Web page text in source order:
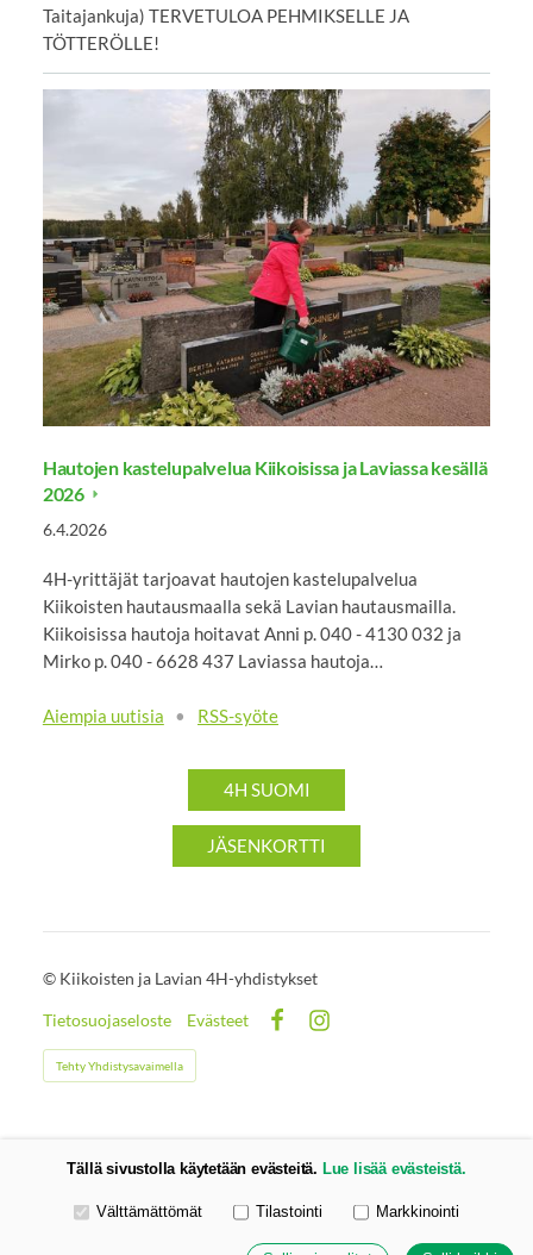
Taitajankuja) TERVETULOA PEHMIKSELLE JA
TÖTTERÖLLE!
Hautojen kastelupalvelua Kiikoisissa ja Laviassa kesällä
2026
6.4.2026
4H-yrittäjät tarjoavat hautojen kastelupalvelua
Kiikoisten hautausmaalla sekä Lavian hautausmailla.
Kiikoisissa hautoja hoitavat Anni p. 040 - 4130 032 ja
Mirko p. 040 - 6628 437 Laviassa hautoja…
Aiempia uutisia • RSS-syöte
4H SUOMI
JÄSENKORTTI
© Kiikoisten ja Lavian 4H-yhdistykset
Tietosuojaseloste
Evästeet
Tehty Yhdistysavaimella
Tällä sivustolla käytetään evästeitä. Lue lisää evästeistä.
Valitse käytettävät evästeet
Välttämättömät Tilastointi Markkinointi